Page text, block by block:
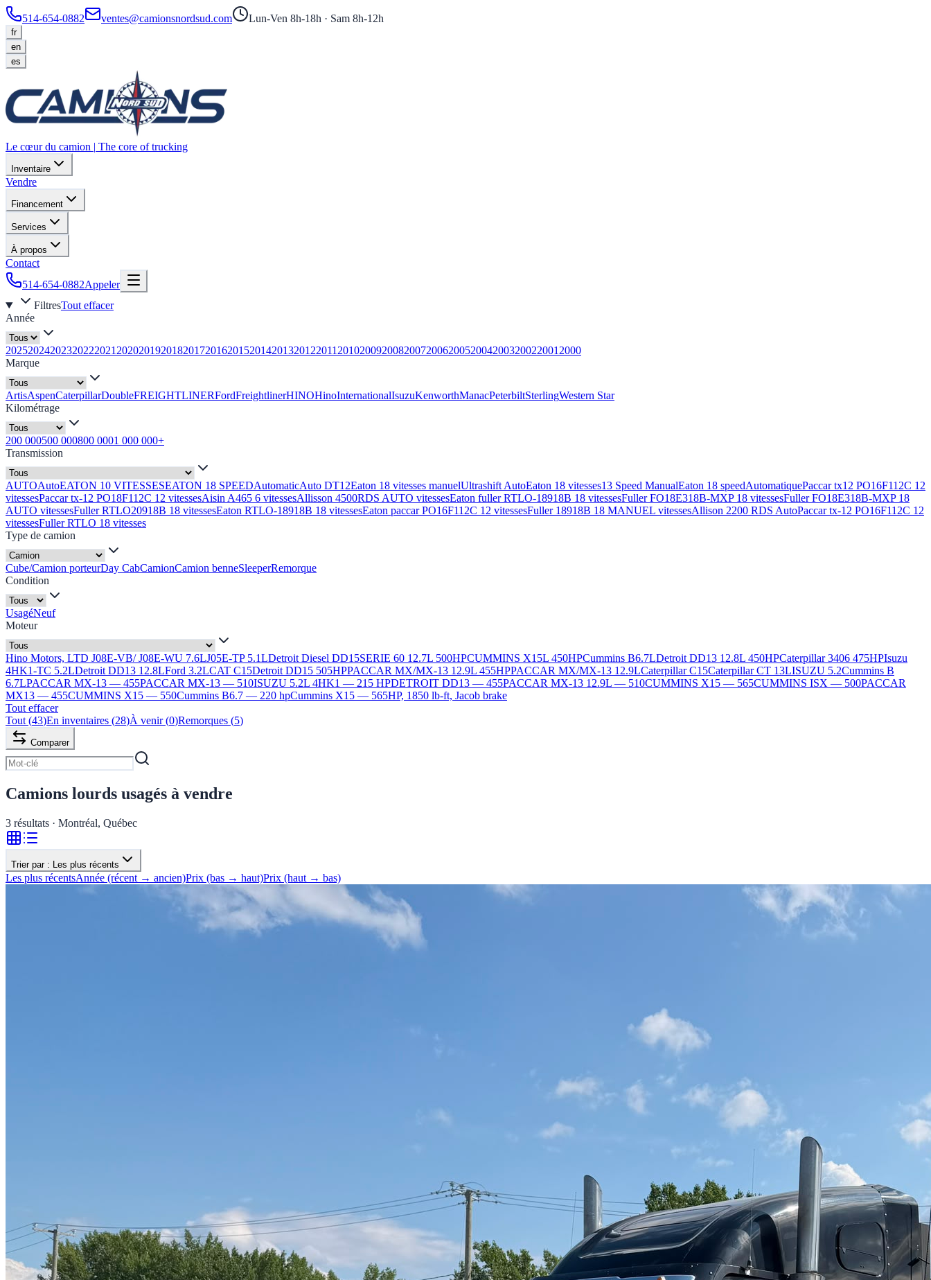
514-654-0882 ventes@camionsnordsud.com Lun-Ven 8h-18h · Sam 8h-12h
fr
en
es
Le cœur du camion | The core of trucking
Inventaire
Vendre
Financement
Services
À propos
Contact
514-654-0882Appeler
FiltresTout effacer
Année
20252024202320222021 2020201920182017201620152014201320122011 2010200920082007200620052004200320022001 2000
Marque
ArtisAspenCaterpillarDoubleFREIGHTLINERFordFreightlinerHINOHinoInternationalIsuzuKenworthManacPeterbiltSterlingWestern Star
Kilométrage
200 000500 000800 0001 000 000+
Transmission
AUTOAutoEATON 10 VITESSESEATON 18 SPEEDAutomaticAuto DT12Eaton 18 vitesses manuelUltrashift AutoEaton 18 vitesses13 Speed ManualEaton 18 speedAutomatiquePaccar tx12 PO16F112C 12
vitessesPaccar tx-12 PO18F112C 12 vitessesAisin A465 6 vitessesAllisson 4500RDS AUTO vitessesEaton fuller RTLO-18918B 18 vitessesFuller FO18E318B-MXP 18 vitessesFuller FO18E318B-MXP 18
AUTO vitessesFuller RTLO20918B 18 vitessesEaton RTLO-18918B 18 vitessesEaton paccar PO16F112C 12 vitessesFuller 18918B 18 MANUEL vitessesAllison 2200 RDS AutoPaccar tx-12 PO16F112C 12
vitessesFuller RTLO 18 vitesses
Type de camion
Cube/Camion porteurDay CabCamionCamion benneSleeperRemorque
Condition
UsagéNeuf
Moteur
Hino Motors, LTD J08E-VB/ J08E-WU 7.6LJ05E-TP 5.1LDetroit Diesel DD15SERIE 60 12.7L 500HPCUMMINS X15L 450HPCummins B6.7LDetroit DD13 12.8L 450HPCaterpillar 3406 475HPIsuzu
4HK1-TC 5.2LDetroit DD13 12.8LFord 3.2LCAT C15Detroit DD15 505HPPACCAR MX/MX-13 12.9L 455HPPACCAR MX/MX-13 12.9LCaterpillar C15Caterpillar CT 13LISUZU 5.2Cummins B
6.7LPACCAR MX-13 — 455PACCAR MX-13 — 510ISUZU 5.2L 4HK1 — 215 HPDETROIT DD13 — 455PACCAR MX-13 12.9L — 510CUMMINS X15 — 565CUMMINS ISX — 500PACCAR
MX13 — 455CUMMINS X15 — 550Cummins B6.7 — 220 hpCummins X15 — 565HP, 1850 lb-ft, Jacob brake
Tout effacer
Tout (43)En inventaires (28)À venir (0)Remorques (5)
Comparer
Camions lourds usagés à vendre
3 résultats · Montréal, Québec
Trier par : Les plus récents
Les plus récentsAnnée (récent → ancien)Prix (bas → haut)Prix (haut → bas)